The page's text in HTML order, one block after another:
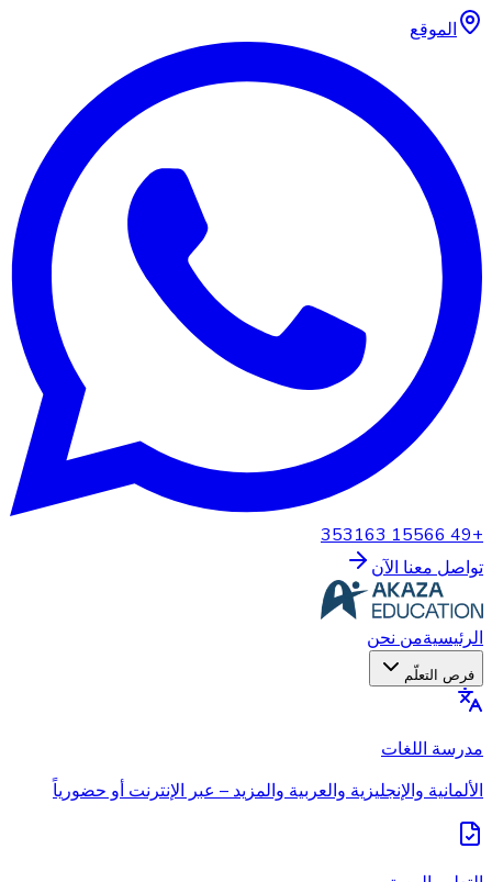
الموقع
+49 15566 353163
تواصل معنا الآن
الرئيسيةمن نحن
فرص التعلّم
مدرسة اللغات
الألمانية والإنجليزية والعربية والمزيد – عبر الإنترنت أو حضورياً